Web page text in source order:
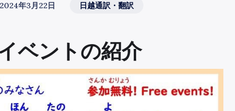
2024年3月22日 日越通訳・翻訳
ベントの紹介